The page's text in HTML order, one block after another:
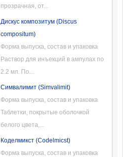
прозрачная, от...
Дискус композитум (Discus
compositum)
Форма выпуска, состав и упаковка
Раствор для инъекций в ампулах по
2.2 мл. По...
Симвалимит (Simvalimit)
Форма выпуска, состав и упаковка
Таблетки, покрытые оболочкой
белого цвета,...
Коделмикст (Codelmicst)
Форма выпуска, состав и упаковка